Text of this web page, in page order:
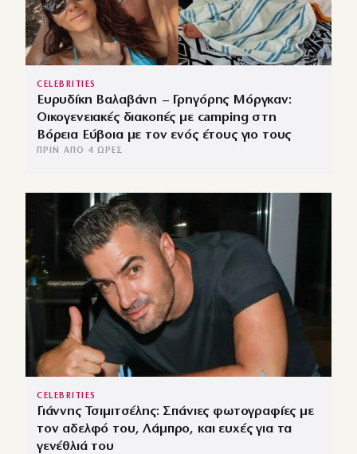
CELEBRITIES
Ευρυδίκη Βαλαβάνη – Γρηγόρης Μόργκαν:
Οικογενειακές διακοπές με camping στη
Βόρεια Εύβοια με τον ενός έτους γιο τους
ΠΡΙΝ ΑΠΌ 4 ΏΡΕΣ
CELEBRITIES
Γιάννης Τσιμιτσέλης: Σπάνιες φωτογραφίες με
τον αδελφό του, Λάμπρο, και ευχές για τα
γενέθλιά του